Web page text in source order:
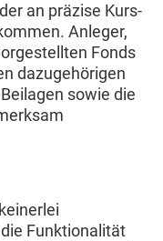
an präzise Kurs-
Anleger,
Fonds
dazugehörigen
sowie die
Funktionalität